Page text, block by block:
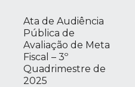
Ata de Audiência
Pública de
Avaliação de Meta
Fiscal – 3º
Quadrimestre de
2025